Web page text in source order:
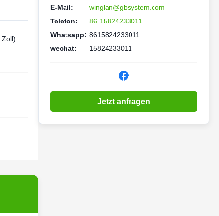
Zoll)
E-Mail:
winglan@gbsystem.com
Telefon:
86-15824233011
Whatsapp: 8615824233011
wechat:
15824233011
Jetzt anfragen